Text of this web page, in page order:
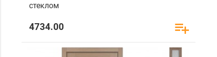
стеклом
4734.00